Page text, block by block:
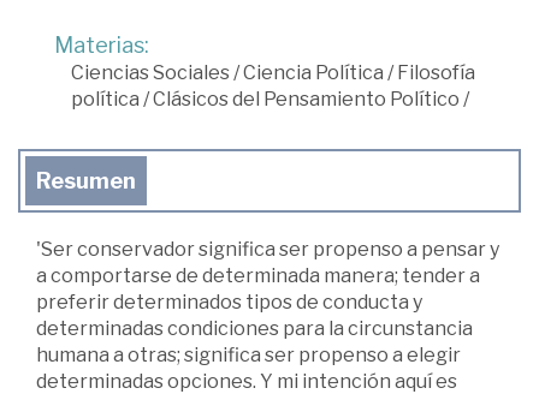
Materias:
Ciencias Sociales /Ciencia Política /Filosofía
política /Clásicos del Pensamiento Político /
Resumen
'Ser conservador significa ser propenso a pensar y
a comportarse de determinada manera; tender a
preferir determinados tipos de conducta y
determinadas condiciones para la circunstancia
humana a otras; significa ser propenso a elegir
determinadas opciones. Y mi intención aquí es